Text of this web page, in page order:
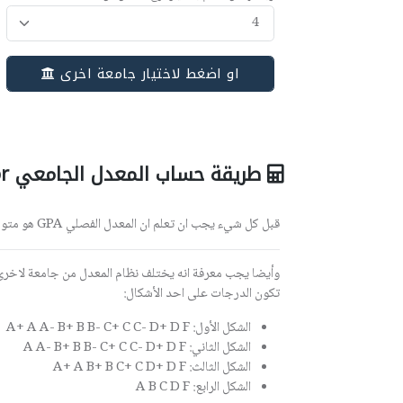
او اضغط لاختيار جامعة اخرى
طريقة حساب المعدل الجامعي GPA Calculator
قبل كل شيء يجب ان تعلم ان المعدل الفصلي GPA هو متوسط درجاتك في الفصل الدراسي الواحد، اما المعدل التراكمي CGPA فهو متوسط معدلاتك الفصلية كلها.
تكون الدرجات على احد الأشكال:
الشكل الأول: A+ A A- B+ B B- C+ C C- D+ D F
الشكل الثاني: A A- B+ B B- C+ C C- D+ D F
الشكل الثالث: A+ A B+ B C+ C D+ D F
الشكل الرابع: A B C D F